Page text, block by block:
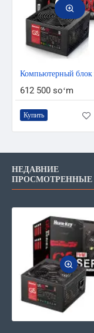
612 500 soʻm
Купить
НЕДАВНИЕ
ПРОСМОТРЕННЫЕ